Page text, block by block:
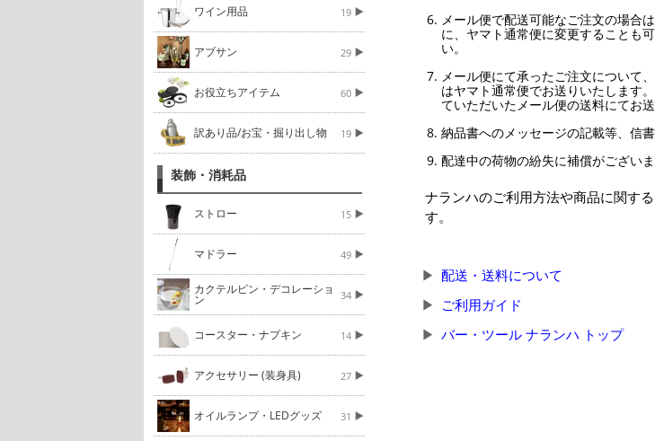
ワイン用品 19
アブサン 29
お役立ちアイテム 60
訳あり品/お宝・掘り出し物 19
装飾・消耗品
ストロー 15
マドラー 49
カクテルピン・デコレーショ
ン 34
コースター・ナプキン 14
アクセサリー (装身具) 27
オイルランプ・LEDグッズ 31
メール便で配送可能なご注文の場合
に、ヤマト通常便に変更することも
い。
メール便にて承ったご注文について
はヤマト通常便でお送りいたします
ていただいたメール便の送料にてお送
納品書へのメッセージの記載等、信
配達中の荷物の紛失に補償がございま
ナランハのご利用方法や商品に関する
す。
配送・送料について
ご利用ガイド
バー・ツール ナランハ トップ